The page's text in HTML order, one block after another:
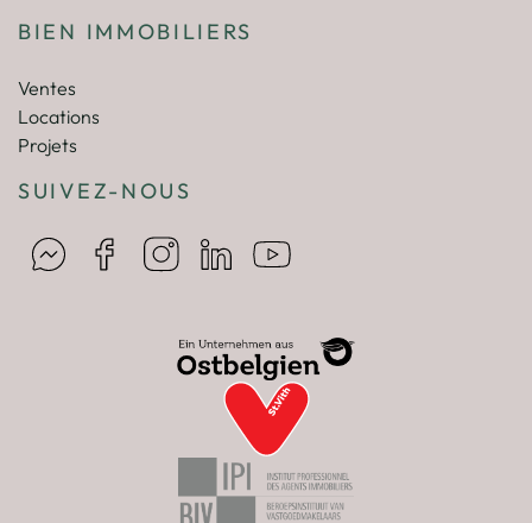
BIEN IMMOBILIERS
Ventes
Locations
Projets
SUIVEZ-NOUS